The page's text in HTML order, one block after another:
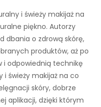
i świeży makijaż na
piękno. Autorzy
dbania o zdrową skórę,
produktów, aż po
odpowiednią technikę
i świeży makijaż na co
skóry, dobrze
aplikacji, dzięki którym